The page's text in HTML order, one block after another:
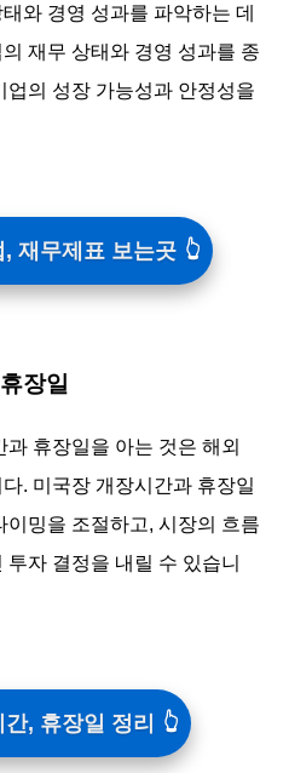
와 경영 성과를 파악하는 데
재무 상태와 경영 성과를 종
업의 성장 가능성과 안정성을
재무제표 보는곳
장일
휴장일을 아는 것은 해외
. 미국장 개장시간과 휴장일
밍을 조절하고, 시장의 흐름
자 결정을 내릴 수 있습니
, 휴장일 정리